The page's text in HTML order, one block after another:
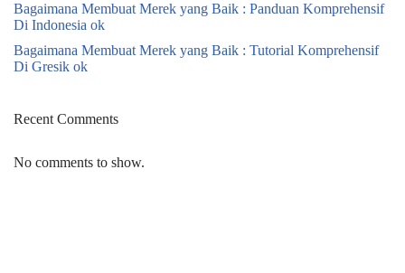
Bagaimana Membuat Merek yang Baik : Panduan Komprehensif
Di Indonesia ok
Bagaimana Membuat Merek yang Baik : Tutorial Komprehensif
Di Gresik ok
Recent Comments
No comments to show.